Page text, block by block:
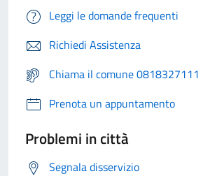
Leggi le domande frequenti
Richiedi Assistenza
Chiama il comune 0818327111
Prenota un appuntamento
Problemi in città
Segnala disservizio